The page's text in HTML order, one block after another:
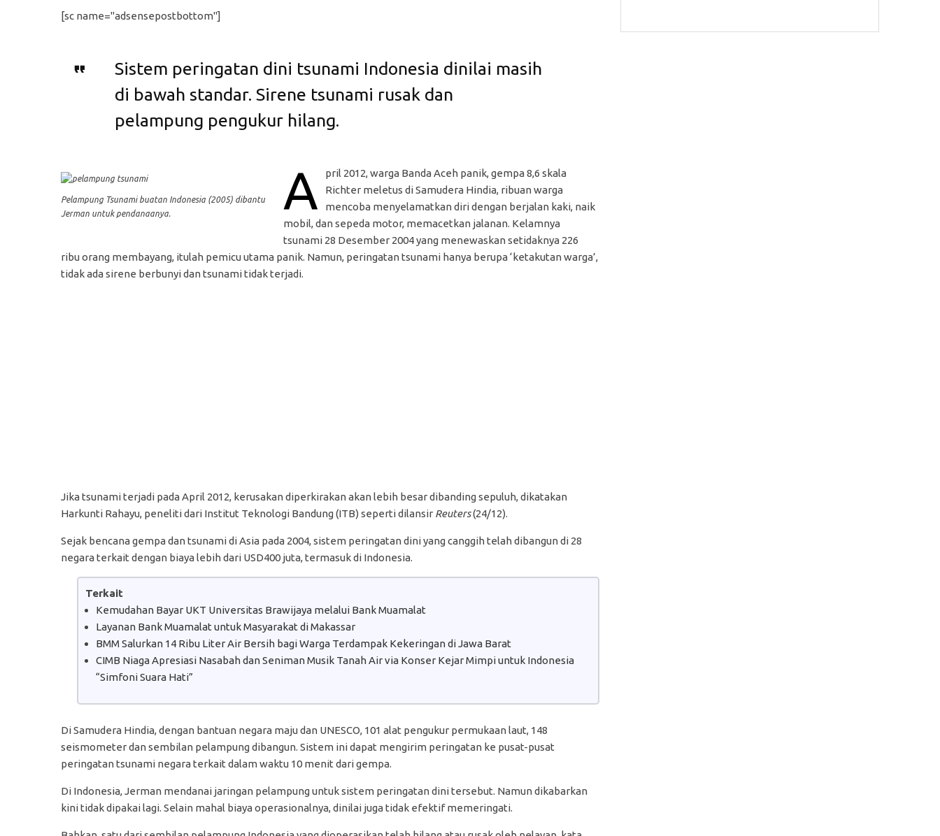
[sc name="adsensepostbottom"]
Sistem peringatan dini tsunami Indonesia dinilai masih
di bawah standar. Sirene tsunami rusak dan
pelampung pengukur hilang.
Pelampung Tsunami buatan Indonesia (2005) dibantu
Jerman untuk pendanaanya.
A
pril 2012, warga Banda Aceh panik, gempa 8,6 skala
Richter meletus di Samudera Hindia, ribuan warga
mencoba menyelamatkan diri dengan berjalan kaki, naik
mobil, dan sepeda motor, memacetkan jalanan. Kelamnya
tsunami 28 Desember 2004 yang menewaskan setidaknya 226
ribu orang membayang, itulah pemicu utama panik. Namun, peringatan tsunami hanya berupa ‘ketakutan warga’,
tidak ada sirene berbunyi dan tsunami tidak terjadi.
Jika tsunami terjadi pada April 2012, kerusakan diperkirakan akan lebih besar dibanding sepuluh, dikatakan
Harkunti Rahayu, peneliti dari Institut Teknologi Bandung (ITB) seperti dilansir Reuters(24/12).
Sejak bencana gempa dan tsunami di Asia pada 2004, sistem peringatan dini yang canggih telah dibangun di 28
negara terkait dengan biaya lebih dari USD400 juta, termasuk di Indonesia.
Terkait
Kemudahan Bayar UKT Universitas Brawijaya melalui Bank Muamalat
Layanan Bank Muamalat untuk Masyarakat di Makassar
BMM Salurkan 14 Ribu Liter Air Bersih bagi Warga Terdampak Kekeringan di Jawa Barat
CIMB Niaga Apresiasi Nasabah dan Seniman Musik Tanah Air via Konser Kejar Mimpi untuk Indonesia
“Simfoni Suara Hati”
Di Samudera Hindia, dengan bantuan negara maju dan UNESCO, 101 alat pengukur permukaan laut, 148
seismometer dan sembilan pelampung dibangun. Sistem ini dapat mengirim peringatan ke pusat-pusat
peringatan tsunami negara terkait dalam waktu 10 menit dari gempa.
Di Indonesia, Jerman mendanai jaringan pelampung untuk sistem peringatan dini tersebut. Namun dikabarkan
kini tidak dipakai lagi. Selain mahal biaya operasionalnya, dinilai juga tidak efektif memeringati.